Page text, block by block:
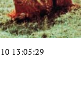
13:05:29